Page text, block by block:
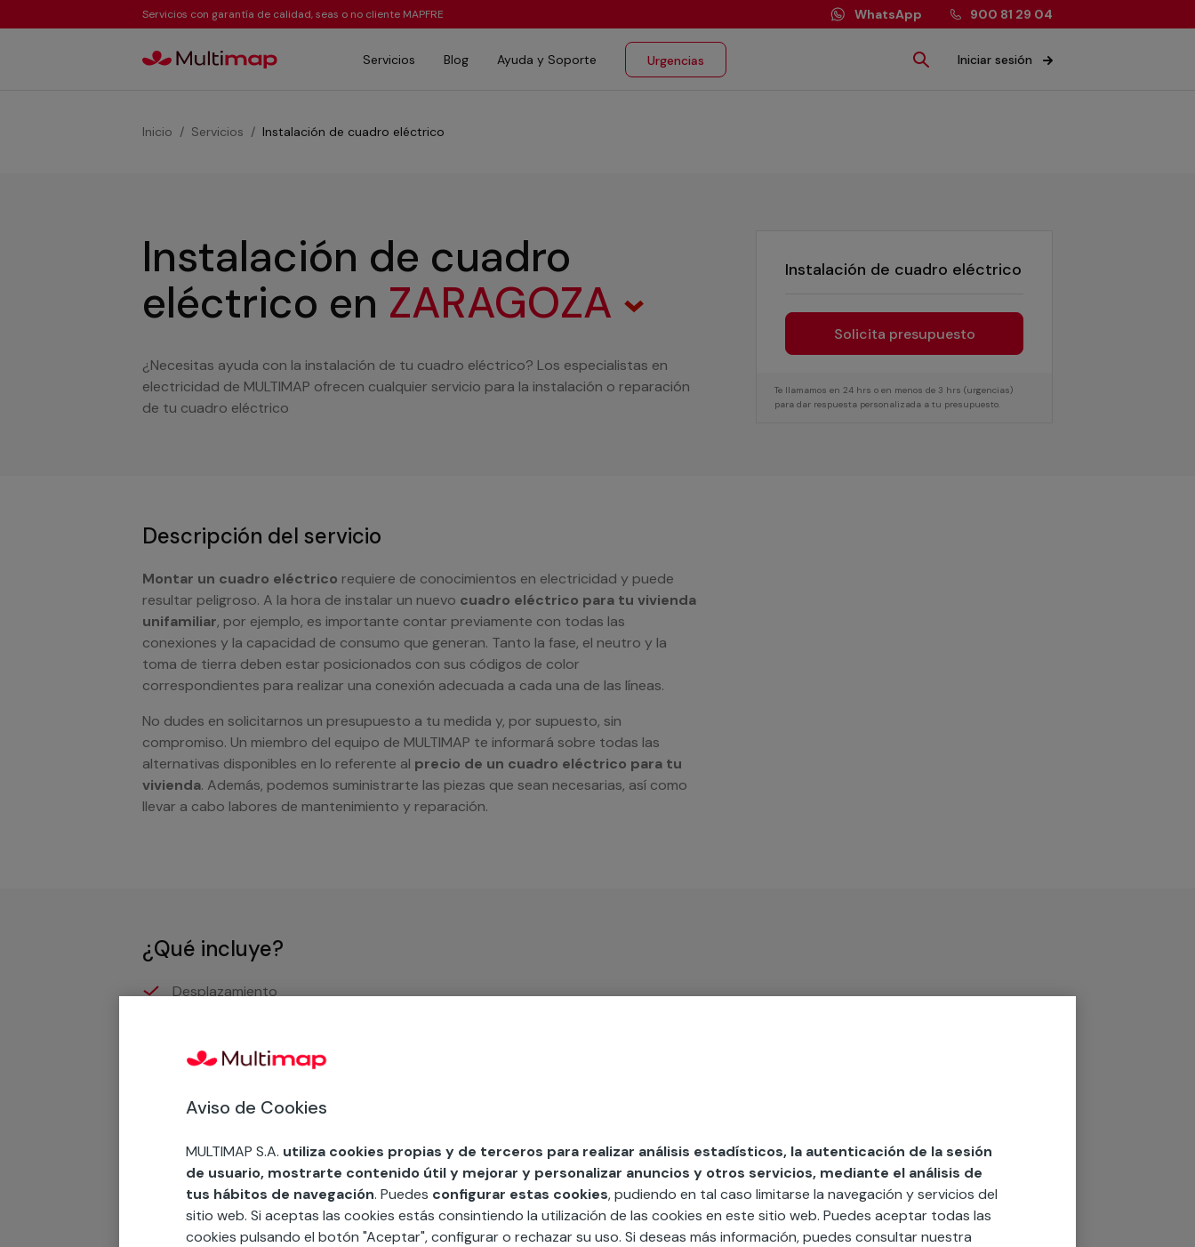
Servicios con garantía de calidad, seas o no cliente MAPFRE WhatsApp 900 81 29 04
Servicios Blog Ayuda y Soporte Urgencias Iniciar sesión
Inicio Servicios Instalación de cuadro eléctrico
Instalación de cuadro eléctrico
Solicita presupuesto
Te llamamos en 24 hrs o en menos de 3 hrs (urgencias)
para dar respuesta personalizada a tu presupuesto.
Instalación de cuadro
eléctrico en ZARAGOZA
¿Necesitas ayuda con la instalación de tu cuadro eléctrico? Los especialistas en
electricidad de MULTIMAP ofrecen cualquier servicio para la instalación o reparación
de tu cuadro eléctrico
Descripción del servicio
Montar un cuadro eléctrico requiere de conocimientos en electricidad y puede
resultar peligroso. A la hora de instalar un nuevo cuadro eléctrico para tu vivienda
unifamiliar, por ejemplo, es importante contar previamente con todas las
conexiones y la capacidad de consumo que generan. Tanto la fase, el neutro y la
toma de tierra deben estar posicionados con sus códigos de color
correspondientes para realizar una conexión adecuada a cada una de las líneas.
No dudes en solicitarnos un presupuesto a tu medida y, por supuesto, sin
compromiso. Un miembro del equipo de MULTIMAP te informará sobre todas las
alternativas disponibles en lo referente al precio de un cuadro eléctrico para tu
vivienda. Además, podemos suministrarte las piezas que sean necesarias, así como
llevar a cabo labores de mantenimiento y reparación.
¿Qué incluye?
Desplazamiento
Recuerda que en MULTIMAP
Podemos ofrecer cualquier servicio a medida incluyendo todo lo que necesites:
materiales, equipamientos, electrodomésticos, etc. Cuéntanos que necesitas
cuando te llamemos.
Aviso de Cookies
MULTIMAP S.A. utiliza cookies propias y de terceros para realizar análisis estadísticos, la autenticación de la sesión
de usuario, mostrarte contenido útil y mejorar y personalizar anuncios y otros servicios, mediante el análisis de
tus hábitos de navegación. Puedes configurar estas cookies, pudiendo en tal caso limitarse la navegación y servicios del
sitio web. Si aceptas las cookies estás consintiendo la utilización de las cookies en este sitio web. Puedes aceptar todas las
cookies pulsando el botón "Aceptar", configurar o rechazar su uso. Si deseas más información, puedes consultar nuestra